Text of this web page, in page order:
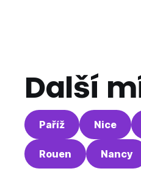
Další
Paříž Nice
Rouen Nancy